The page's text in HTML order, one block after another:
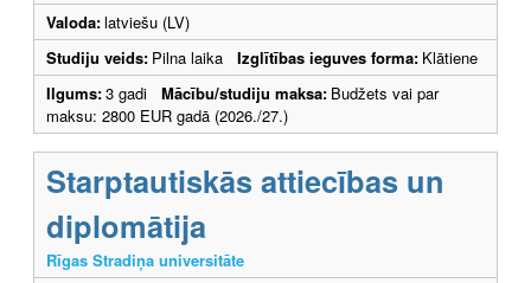
Valoda:latviešu (LV)
Studiju veids: Pilna laika Izglītības ieguves forma: Klātiene
Ilgums:3 gadi Mācību/studiju maksa: Budžets vai par
maksu: 2800 EUR gadā (2026./27.)
Starptautiskās attiecības un
diplomātija
Rīgas Stradiņa universitāte